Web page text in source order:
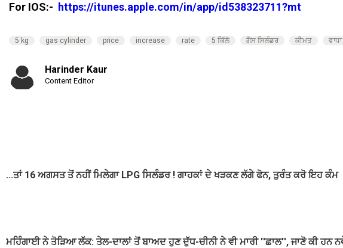
For IOS:- https://itunes.apple.com/in/app/id538323711?mt
5 kg gas cylinder price increase rate 5 ਕਿੱਲੋ ਗੈਸ ਸਿਲੰਡਰ ਕੀਮਤ ਵਾਧਾ
Harinder Kaur
Content Editor
...ਤਾਂ 16 ਅਗਸਤ ਤੋਂ ਨਹੀਂ ਮਿਲੇਗਾ LPG ਸਿਲੰਡਰ ! ਗਾਹਕਾਂ ਦੇ ਖੜਕਣ ਲੱਗੇ ਫੋਨ, ਤੁਰੰਤ ਕਰੋ ਇਹ ਕੰਮ
ਮਹਿੰਗਾਈ ਨੇ ਤੋੜਿਆ ਲੱਕ: ਤੇਲ-ਦਾਲਾਂ ਤੋਂ ਬਾਅਦ ਹੁਣ ਦੁੱਧ-ਚੀਨੀ ਨੇ ਵੀ ਮਾਰੀ ''ਛਾਲ'', ਜਾਣੋ ਕੀ ਹਨ